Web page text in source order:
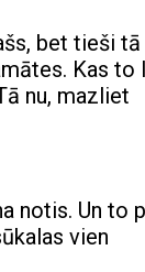
bet tieši
Kas to
nu, mazliet
notis. Un to
vien